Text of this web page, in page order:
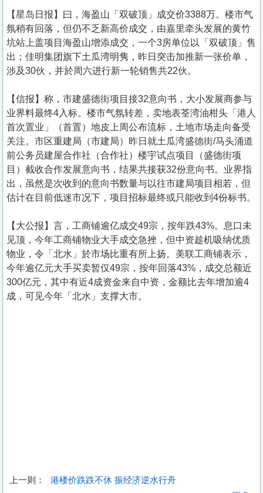
【星岛日报】曰，海盈山「双破顶」成交价3388万。楼市气
氛稍有回落，但仍不乏新高价成交，由嘉里牵头发展的黄竹
坑站上盖项目海盈山增添成交，一个3房单位以「双破顶」售
出；佳明集团旗下土瓜湾明隽，昨日突击加推新一张价单，
涉及30伙，并於周六进行新一轮销售共22伙。
【信报】称，市建盛德街项目接32意向书，大小发展商参与
业界料最终4入标。楼市气氛转差，卖地表荃湾油柑头「港人
首次置业」（首置）地皮上周公布流标，土地市场走向备受
关注。市区重建局（市建局）昨日就土瓜湾盛德街/马头涌道
前公务员建屋合作社（合作社）楼宇试点项目（盛德街项
目）截收合作发展意向书，结果共接获32份意向书。业界指
出，虽然是次收到的意向书数量与以往市建局项目相若，但
估计在目前低迷市况下，项目招标最终或只能收到4份标书。
【大公报】言， 工商铺逾亿成交49宗，按年跌43%。息口未
见顶，今年工商铺物业大手成交急挫，但中资趁机吸纳优质
物业，令「北水」於市场比重有所上扬。美联工商铺表示，
今年逾亿元大手买卖暂仅49宗，按年回落43%，成交总额近
300亿元，其中有近4成资金来自中资，金额比去年增加逾4
成，可见今年「北水」支撑大市。
上一则：
港楼价跌跌不休 振经济逆水行舟